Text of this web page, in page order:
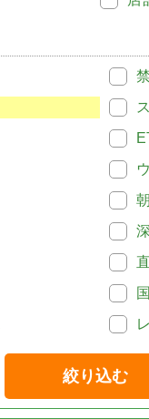
絞り込む